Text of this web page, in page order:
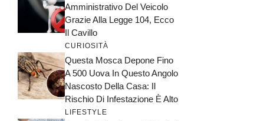
Amministrativo Del Veicolo
Grazie Alla Legge 104, Ecco
Il Cavillo
CURIOSITÀ
Questa Mosca Depone Fino
A 500 Uova In Questo Angolo
Nascosto Della Casa: Il
Rischio Di Infestazione È Alto
LIFESTYLE